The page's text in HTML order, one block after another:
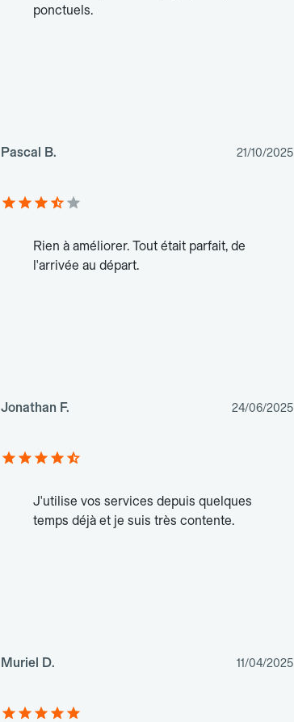
ponctuels.
Pascal B. 21/10/2025
Rien à améliorer. Tout était parfait, de
l'arrivée au départ.
Jonathan F. 24/06/2025
J'utilise vos services depuis quelques
temps déjà et je suis très contente.
Muriel D. 11/04/2025